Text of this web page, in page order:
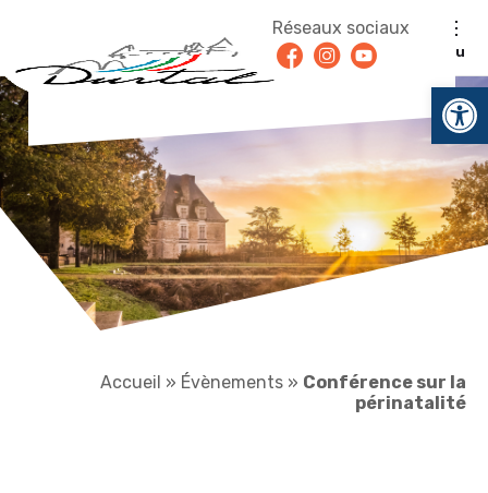
Menu
Réseaux sociaux
FacebookInstagram
Youtube
Accueil » Évènements » Conférence sur la
périnatalité